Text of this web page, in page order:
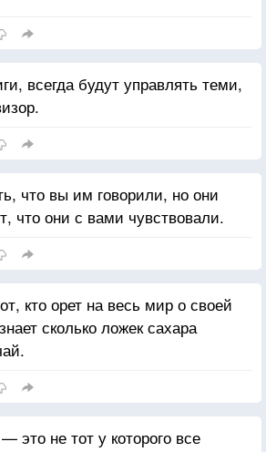
всегда будут управлять теми,
что вы им говорили, но они
что они с вами чувствовали.
кто орет на весь мир о своей
сколько ложек сахара
это не тот у которого все